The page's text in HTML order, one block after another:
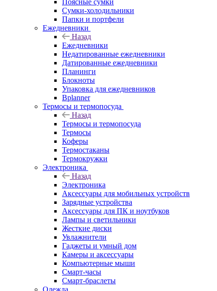
Поясные сумки
Сумки-холодильники
Папки и портфели
Ежедневники
Назад
Ежедневники
Недатированные ежедневники
Датированные ежедневники
Планинги
Блокноты
Упаковка для ежедневников
Bplanner
Термосы и термопосуда
Назад
Термосы и термопосуда
Термосы
Коферы
Термостаканы
Термокружки
Электроника
Назад
Электроника
Аксессуары для мобильных устройств
Зарядные устройства
Аксессуары для ПК и ноутбуков
Лампы и светильники
Жесткие диски
Увлажнители
Гаджеты и умный дом
Камеры и аксессуары
Компьютерные мыши
Смарт-часы
Смарт-браслеты
Одежда